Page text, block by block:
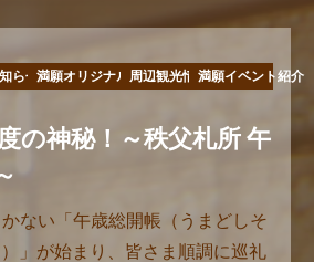
らせ満願オリジナル商品周辺観光情報満願イベント紹介
の神秘！～秩父札所 午
ない「午歳総開帳（うまどしそ
」が始まり、皆さま順調に巡礼